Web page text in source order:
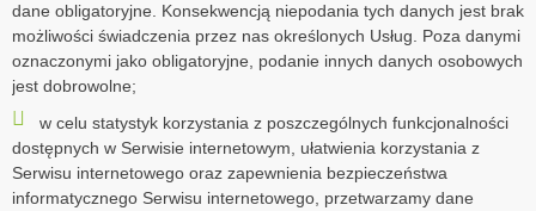
dane obligatoryjne. Konsekwencją niepodania tych danych jest brak
możliwości świadczenia przez nas określonych Usług. Poza danymi
oznaczonymi jako obligatoryjne, podanie innych danych osobowych
jest dobrowolne;
w celu statystyk korzystania z poszczególnych funkcjonalności
dostępnych w Serwisie internetowym, ułatwienia korzystania z
Serwisu internetowego oraz zapewnienia bezpieczeństwa
informatycznego Serwisu internetowego, przetwarzamy dane